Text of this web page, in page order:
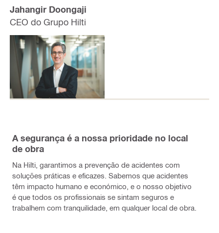
Jahangir Doongaji
CEO do Grupo Hilti
A segurança é a nossa prioridade no local
de obra
Na Hilti, garantimos a prevenção de acidentes com
soluções práticas e eficazes. Sabemos que acidentes
têm impacto humano e económico, e o nosso objetivo
é que todos os profissionais se sintam seguros e
trabalhem com tranquilidade, em qualquer local de obra.